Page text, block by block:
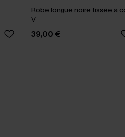
Robe longue noire tissée à
V
39,00 €